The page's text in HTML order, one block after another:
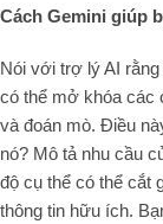
Cách Gemini giúp
Nói với trợ lý AI
có thể mở khóa các
và đoán mò. Điều
nó? Mô tả nhu cầu
độ cụ thể có thể cắt
thông tin hữu ích.